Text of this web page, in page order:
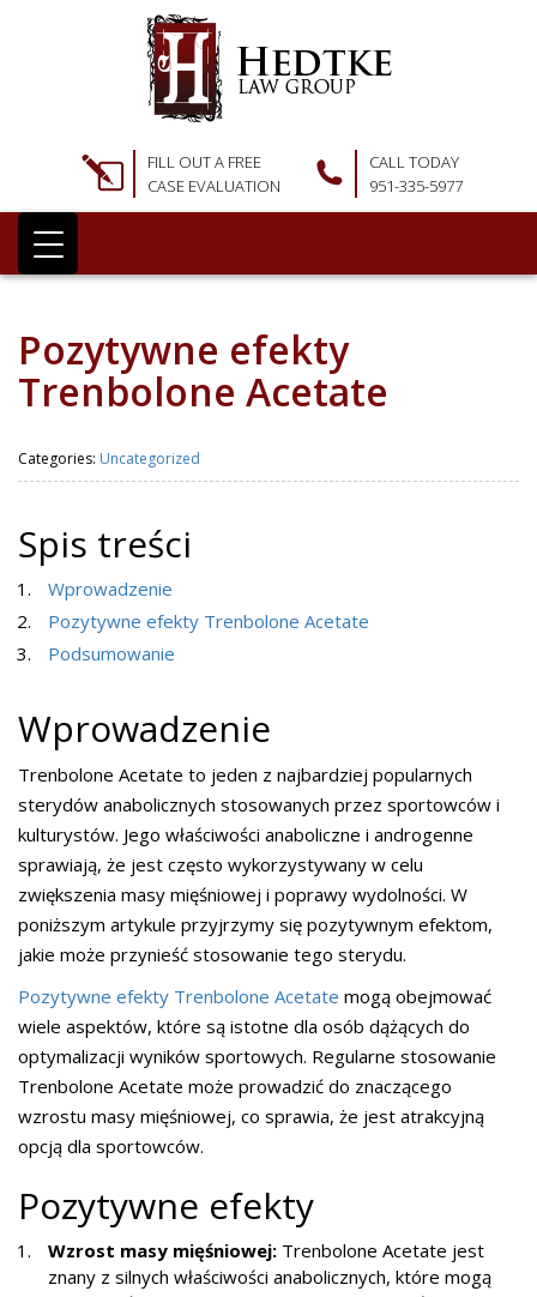
FILL OUT A FREE
CASE EVALUATION
CALL TODAY
951-335-5977
Pozytywne efekty
Trenbolone Acetate
Categories: Uncategorized
Spis treści
Wprowadzenie
Pozytywne efekty Trenbolone Acetate
Podsumowanie
Wprowadzenie
Trenbolone Acetate to jeden z najbardziej popularnych
sterydów anabolicznych stosowanych przez sportowców i
kulturystów. Jego właściwości anaboliczne i androgenne
sprawiają, że jest często wykorzystywany w celu
zwiększenia masy mięśniowej i poprawy wydolności. W
poniższym artykule przyjrzymy się pozytywnym efektom,
jakie może przynieść stosowanie tego sterydu.
Pozytywne efekty Trenbolone Acetate mogą obejmować
wiele aspektów, które są istotne dla osób dążących do
optymalizacji wyników sportowych. Regularne stosowanie
Trenbolone Acetate może prowadzić do znaczącego
wzrostu masy mięśniowej, co sprawia, że jest atrakcyjną
opcją dla sportowców.
Pozytywne efekty
Wzrost masy mięśniowej: Trenbolone Acetate jest
znany z silnych właściwości anabolicznych, które mogą